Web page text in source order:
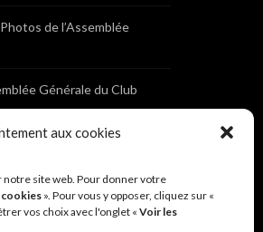
aux cookies
site web. Pour donner votre
». Pour vous y opposer, cliquez sur «
vos choix avec l'onglet «Voir les
Photos de l’Assemblée
Générale du Club
Brochon (21)
Brochon (21)
71 – Cécile Guyon